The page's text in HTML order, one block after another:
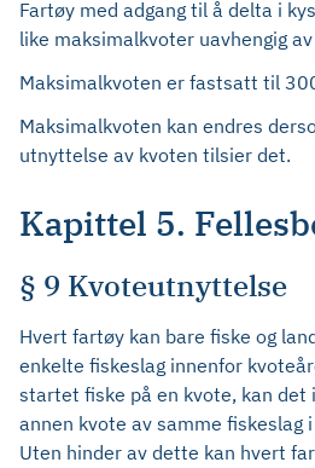
Fartøy med adgang til å delta i
like maksimalkvoter uavhengig
Maksimalkvoten er fastsatt til
Maksimalkvoten kan endres
utnyttelse av kvoten tilsier det.
Kapittel 5.
§ 9 Kvoteutnyttelse
Hvert fartøy kan bare fiske og
enkelte fiskeslag innenfor
startet fiske på en kvote, kan det
annen kvote av samme fiskeslag
Uten hinder av dette kan hvert